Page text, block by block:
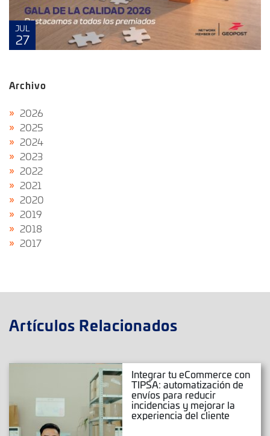
JUL
27
Archivo
2026
2025
2024
2023
2022
2021
2020
2019
2018
2017
Artículos Relacionados
Integrar tu eCommerce con
TIPSA: automatización de
envíos para reducir
incidencias y mejorar la
experiencia del cliente